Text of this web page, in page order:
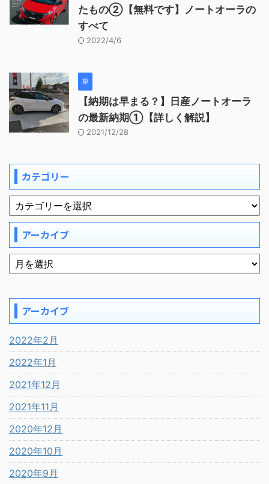
たもの②【無料です】ノートオーラの
すべて
2022/4/6
車
【納期は早まる？】日産ノートオーラ
の最新納期①【詳しく解説】
2021/12/28
カテゴリー
アーカイブ
アーカイブ
2022年2月
2022年1月
2021年12月
2021年11月
2020年12月
2020年10月
2020年9月